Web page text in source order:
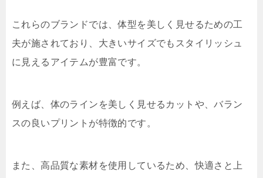
これらのブランドでは、体型を美しく見せるための工
夫が施されており、大きいサイズでもスタイリッシュ
に見えるアイテムが豊富です。
例えば、体のラインを美しく見せるカットや、バラン
スの良いプリントが特徴的です。
また、高品質な素材を使用しているため、快適さと上